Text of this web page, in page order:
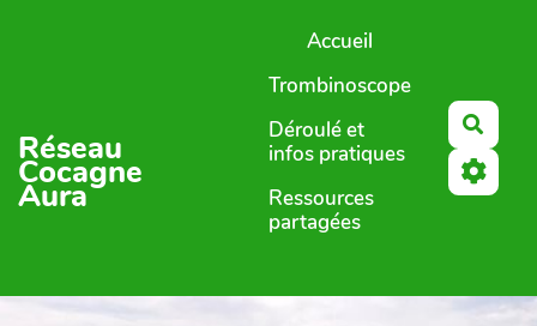
Réseau
Cocagne
Aura
Accueil
Trombinoscope
Déroulé et
infos pratiques
Ressources
partagées